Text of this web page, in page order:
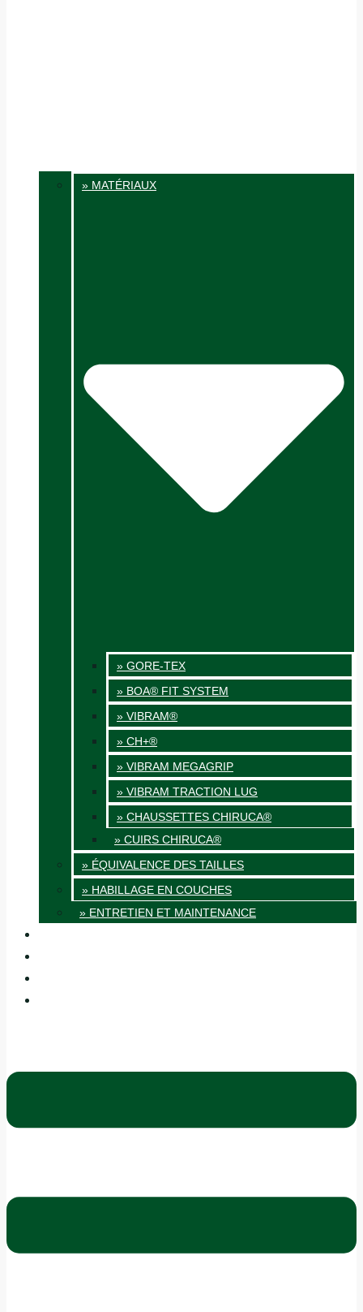
» MATÉRIAUX
» GORE-TEX
» BOA® FIT SYSTEM
» VIBRAM®
» CH+®
» VIBRAM MEGAGRIP
» VIBRAM TRACTION LUG
» CHAUSSETTES CHIRUCA®
» CUIRS CHIRUCA®
» ÉQUIVALENCE DES TAILLES
» HABILLAGE EN COUCHES
» ENTRETIEN ET MAINTENANCE